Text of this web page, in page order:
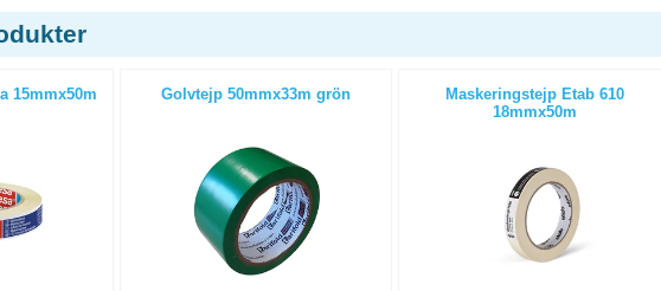
15mmx50m Golvtejp 50mmx33m grön
Maskeringstejp Etab 610
18mmx50m